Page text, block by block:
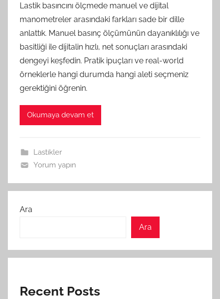
Lastik basıncını ölçmede manuel ve dijital
manometreler arasındaki farkları sade bir dille
anlattık. Manuel basınç ölçümünün dayanıklılığı ve
basitliği ile dijitalin hızlı, net sonuçları arasındaki
dengeyi keşfedin. Pratik ipuçları ve real-world
örneklerle hangi durumda hangi aleti seçmeniz
gerektiğini öğrenin.
Okumaya devam et
Lastikler
Yorum yapın
Ara
Ara
Recent Posts